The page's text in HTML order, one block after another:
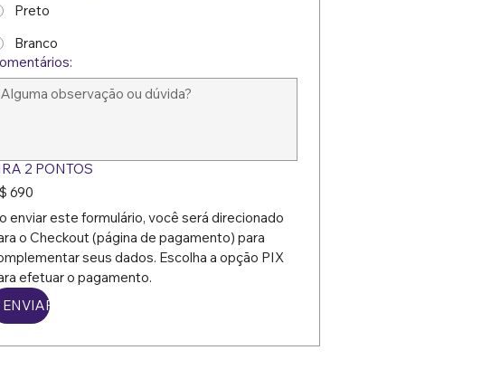
Preto
Branco
2 PONTOS
690
enviar este formulário, você será direcionado
o Checkout (página de pagamento) para
seus dados. Escolha a opção PIX
efetuar o pagamento.
ENVIAR